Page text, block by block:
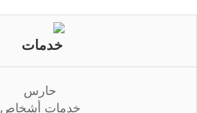
خدمات
حارس
خدمات أشخاص